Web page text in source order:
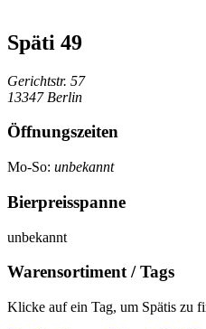
Späti 49
Gerichtstr. 57
13347 Berlin
Öffnungszeiten
Mo-So: unbekannt
Bierpreisspanne
unbekannt
Warensortiment / Tags
Klicke auf ein Tag, um Spätis zu